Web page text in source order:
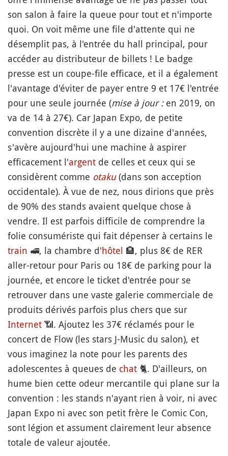
son salon à faire la queue pour tout et n'importe
quoi. On voit même une file d'attente qui ne
désemplit pas, à l'entrée du hall principal, pour
accéder au distributeur de billets ! Le badge
presse est un coupe-file efficace, et il a également
l'avantage d'éviter de payer entre 9 et 17€ l'entrée
pour une seule journée (mise à jour : en 2019, on
va de 14 à 27€). Car Japan Expo, de petite
convention discrète il y a une dizaine d'années,
s'avère aujourd'hui une machine à aspirer
efficacement l'argent de celles et ceux qui se
considèrent comme otaku(dans son acception
occidentale). À vue de nez, nous dirions que près
de 90% des stands avaient quelque chose à
vendre. Il est parfois difficile de comprendre la
folie consumériste qui fait dépenser à certains le
train 🚅, la chambre d'hôtel 🏨, plus 8€ de RER
aller-retour pour Paris ou 18€ de parking pour la
journée, et encore le ticket d'entrée pour se
retrouver dans une vaste galerie commerciale de
produits dérivés parfois plus chers que sur
Internet 📶. Ajoutez les 37€ réclamés pour le
concert de Flow (les stars J-Music du salon), et
vous imaginez la note pour les parents des
adolescentes à queues de chat 🐈. D'ailleurs, on
hume bien cette odeur mercantile qui plane sur la
convention : les stands n'ayant rien à voir, ni avec
Japan Expo ni avec son petit frère le Comic Con,
sont légion et assument clairement leur absence
totale de valeur ajoutée.